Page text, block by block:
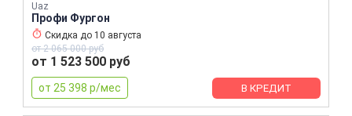
Uaz
Профи Фургон
Скидка до 10 августа
от 2 065 000 руб
от 1 523 500 руб
от 25 398 р/мес В КРЕДИТ